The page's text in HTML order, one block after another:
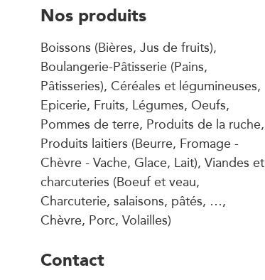
Nos produits
Boissons (Bières, Jus de fruits),
Boulangerie-Pâtisserie (Pains,
Pâtisseries), Céréales et légumineuses,
Epicerie, Fruits, Légumes, Oeufs,
Pommes de terre, Produits de la ruche,
Produits laitiers (Beurre, Fromage -
Chèvre - Vache, Glace, Lait), Viandes et
charcuteries (Boeuf et veau,
Charcuterie, salaisons, pâtés, …,
Chèvre, Porc, Volailles)
Contact